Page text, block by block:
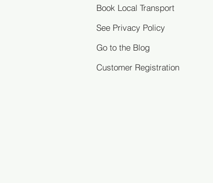
Book Local Transport
See Privacy Policy
Go to the Blog
Customer Registration